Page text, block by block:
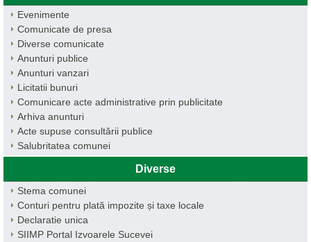
Evenimente
Comunicate de presa
Diverse comunicate
Anunturi publice
Anunturi vanzari
Licitatii bunuri
Comunicare acte administrative prin publicitate
Arhiva anunturi
Acte supuse consultării publice
Salubritatea comunei
Diverse
Stema comunei
Conturi pentru plată impozite și taxe locale
Declaratie unica
SIIMP Portal Izvoarele Sucevei